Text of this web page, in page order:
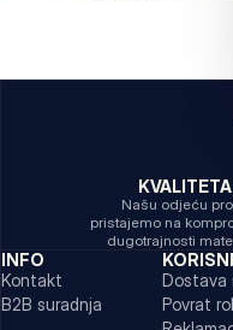
Našu odjeću
pristajemo na
dugotrajnosti
INFO
Kontakt
B2B suradnja
Dostava
Povrat